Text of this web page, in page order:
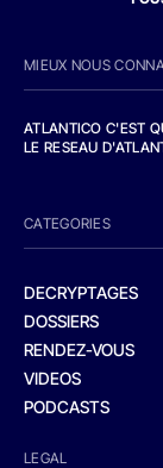
MIEUX NOUS
ATLANTICO C'EST
LE RESEAU
CATEGORIES
DECRYPTAGES
DOSSIERS
RENDEZ-VOUS
VIDEOS
PODCASTS
LEGAL